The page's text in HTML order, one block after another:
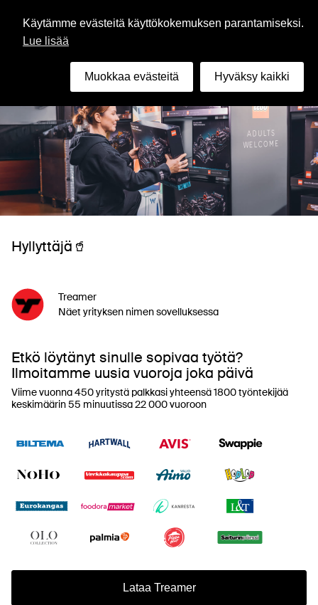
Suomi
Hyllyttäjä🥤
Treamer
Näet yrityksen nimen sovelluksessa
Etkö löytänyt sinulle sopivaa työtä?
Ilmoitamme uusia vuoroja joka päivä
Viime vuonna 450 yritystä palkkasi yhteensä 1800 työntekijää
keskimäärin 55 minuutissa 22 000 vuoroon
Lataa Treamer
Käytämme evästeitä käyttökokemuksen parantamiseksi.
Lue lisää
Muokkaa evästeitä Hyväksy kaikki